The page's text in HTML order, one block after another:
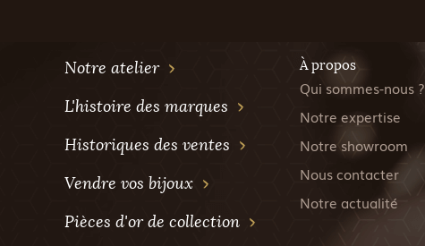
Notre atelier
L'histoire des marques
Historiques des ventes
Vendre vos bijoux
Pièces d'or de collection
À propos
Qui sommes-nous ?
Notre expertise
Notre showroom
Nous contacter
Notre actualité